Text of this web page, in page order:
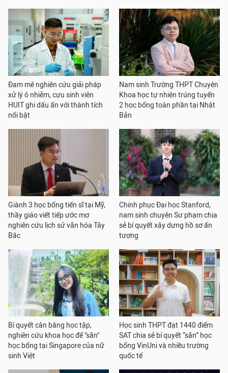
Đam mê nghiên cứu giải pháp
xử lý ô nhiễm, cựu sinh viên
HUIT ghi dấu ấn với thành tích
nổi bật
Nam sinh Trường THPT Chuyên
Khoa học tự nhiên trúng tuyển
2 học bổng toàn phần tại Nhật
Bản
Giành 3 học bổng tiến sĩ tại Mỹ,
thầy giáo viết tiếp ước mơ
nghiên cứu lịch sử văn hóa Tây
Bắc
Chinh phục Đại học Stanford,
nam sinh chuyên Sư phạm chia
sẻ bí quyết xây dựng hồ sơ ấn
tượng
Bí quyết cân bằng học tập,
nghiên cứu khoa học để "săn"
học bổng tại Singapore của nữ
sinh Việt
Học sinh THPT đạt 1440 điểm
SAT chia sẻ bí quyết “săn” học
bổng VinUni và nhiều trường
quốc tế